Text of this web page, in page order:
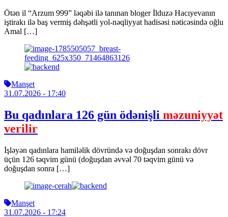
Ötən il “Arzum 999” ləqəbi ilə tanınan bloger İlduzə Hacıyevanın
iştirakı ilə baş vermiş dəhşətli yol-nəqliyyat hadisəsi nəticəsində oğlu
Amal […]
Manşet
31.07.2026 - 17:40
Bu qadınlara 126 gün ödənişli məzuniyyət
verilir
İşləyən qadınlara hamiləlik dövründə və doğuşdan sonrakı dövr
üçün 126 təqvim günü (doğuşdan əvvəl 70 təqvim günü və
doğuşdan sonra […]
Manşet
31.07.2026 - 17:24